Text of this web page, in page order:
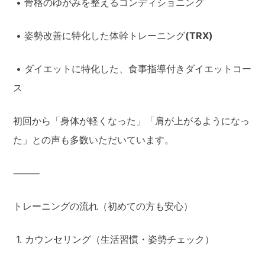
• 姿勢改善に特化した体幹トレーニング(TRX)
• ダイエットに特化した、食事指導付きダイエットコー
ス
初回から「身体が軽くなった」「肩が上がるようになっ
た」との声も多数いただいています。
⸻
トレーニングの流れ（初めての方も安心）
1. カウンセリング（生活習慣・姿勢チェック）